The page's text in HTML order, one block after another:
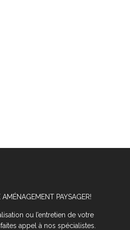
AMÉNAGEMENT PAYSAGER!
ou l’entretien de votre
appel à nos spécialistes.